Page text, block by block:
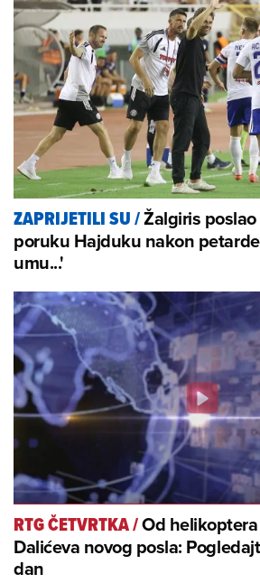
ZAPRIJETILI SU/Žalgiris
poruku Hajduku nakon
umu...'
RTG ČETVRTKA/Od
Dalićeva novog posla:
dan